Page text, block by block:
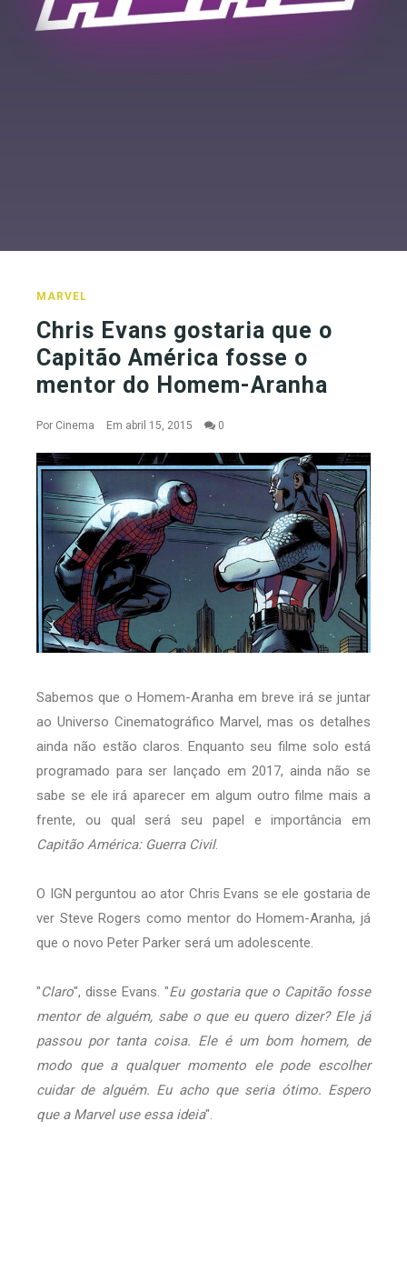
MARVEL
Chris Evans gostaria que o
Capitão América fosse o
mentor do Homem-Aranha
Por Cinema Em abril 15, 2015 0
Sabemos que o Homem-Aranha em breve irá se juntar
ao Universo Cinematográfico Marvel, mas os detalhes
ainda não estão claros. Enquanto seu filme solo está
programado para ser lançado em 2017, ainda não se
sabe se ele irá aparecer em algum outro filme mais a
frente, ou qual será seu papel e importância em
Capitão América: Guerra Civil.
O IGN perguntou ao ator Chris Evans se ele gostaria de
ver Steve Rogers como mentor do Homem-Aranha, já
que o novo Peter Parker será um adolescente.
"Claro", disse Evans. "Eu gostaria que o Capitão fosse
mentor de alguém, sabe o que eu quero dizer? Ele já
passou por tanta coisa. Ele é um bom homem, de
modo que a qualquer momento ele pode escolher
cuidar de alguém. Eu acho que seria ótimo. Espero
que a Marvel use essa ideia".